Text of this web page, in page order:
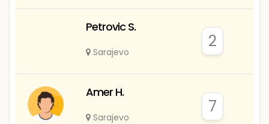
Petrovic S.
Sarajevo
2
Amer H.
Sarajevo
7